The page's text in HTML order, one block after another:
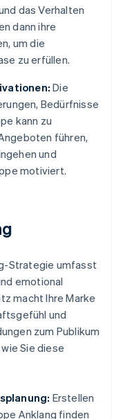
das Verhalten
dann ihre
um die
zu erfüllen.
Die
Bedürfnisse
kann zu
führen,
und
motiviert.
Strategie umfasst
emotional
macht Ihre Marke
und
zum Publikum
Sie diese
Erstellen
Anklang finden